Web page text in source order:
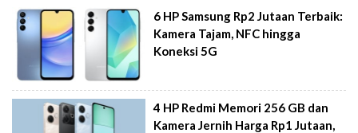
6 HP Samsung Rp2 Jutaan Terbaik:
Kamera Tajam, NFC hingga
Koneksi 5G
4 HP Redmi Memori 256 GB dan
Kamera Jernih Harga Rp1 Jutaan,